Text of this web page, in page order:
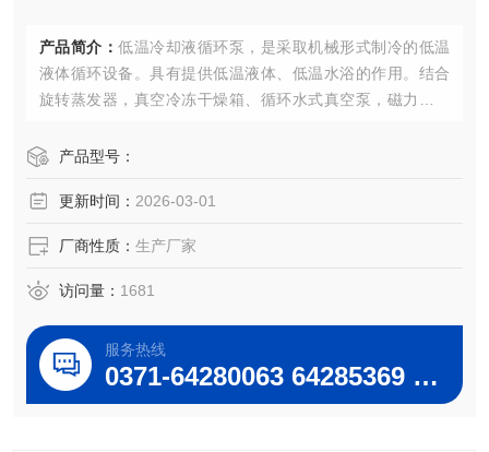
产品简介： 低温冷却液循环泵，是采取机械形式制冷的低温
液体循环设备。具有提供低温液体、低温水浴的作用。结合
旋转蒸发器，真空冷冻干燥箱、循环水式真空泵，磁力搅拌
大型低温冷却循环泵恒流、恒压、循环液可满足电子显微
灯贵重仪器设备的降温需要。DLSB-5升/60℃低温冷却液循
产品型号：
更新时间： 2026-03-01
厂商性质： 生产厂家
访问量： 1681
服务热线
0371-64280063 64285369 64285222